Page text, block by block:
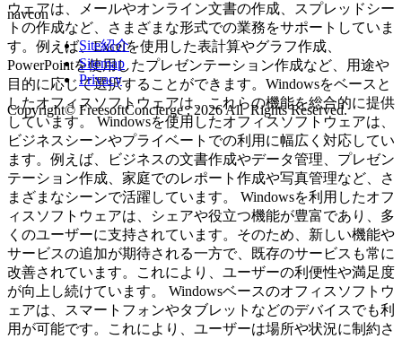
ウェアは、メールやオンライン文書の作成、スプレッドシー
トの作成など、さまざまな形式での業務をサポートしていま
す。例えば、Excelを使用した表計算やグラフ作成、
PowerPointを使用したプレゼンテーション作成など、用途や
目的に応じて選択することができます。Windowsをベースと
したオフィスソフトウェアは、これらの機能を総合的に提供
しています。 Windowsを使用したオフィスソフトウェアは、
ビジネスシーンやプライベートでの利用に幅広く対応してい
ます。例えば、ビジネスの文書作成やデータ管理、プレゼン
テーション作成、家庭でのレポート作成や写真管理など、さ
まざまなシーンで活躍しています。 Windowsを利用したオフ
ィスソフトウェアは、シェアや役立つ機能が豊富であり、多
くのユーザーに支持されています。そのため、新しい機能や
サービスの追加が期待される一方で、既存のサービスも常に
改善されています。これにより、ユーザーの利便性や満足度
が向上し続けています。 Windowsベースのオフィスソフトウ
ェアは、スマートフォンやタブレットなどのデバイスでも利
用が可能です。これにより、ユーザーは場所や状況に制約さ
navcon
Site紹介
Sitemap
Privacy
Copyright© FreesoftConcierge , 2026 All Rights Reserved.